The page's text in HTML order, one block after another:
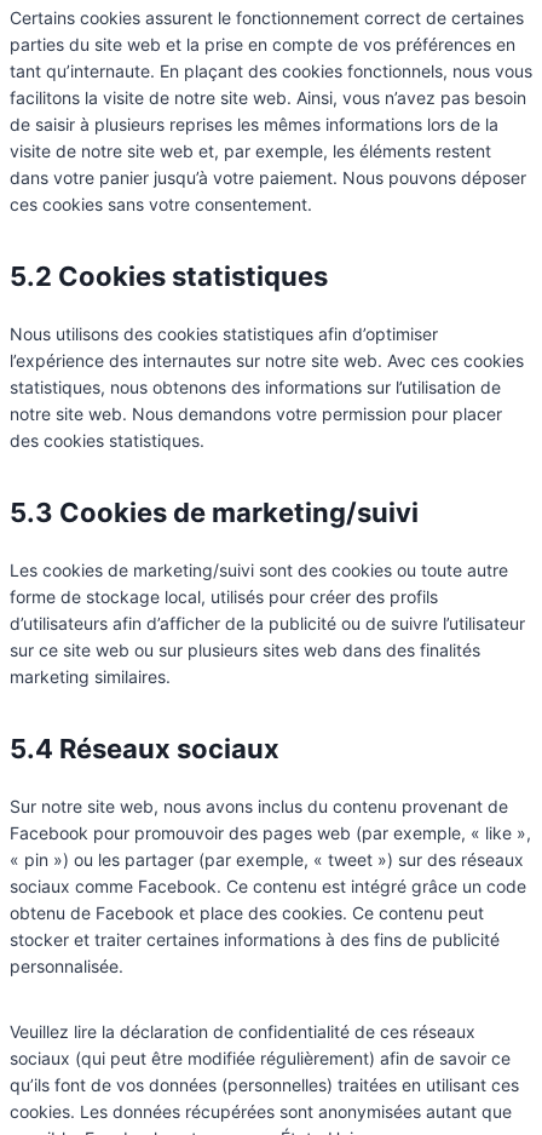
Certains cookies assurent le fonctionnement correct de certaines
parties du site web et la prise en compte de vos préférences en
tant qu’internaute. En plaçant des cookies fonctionnels, nous vous
facilitons la visite de notre site web. Ainsi, vous n’avez pas besoin
de saisir à plusieurs reprises les mêmes informations lors de la
visite de notre site web et, par exemple, les éléments restent
dans votre panier jusqu’à votre paiement. Nous pouvons déposer
ces cookies sans votre consentement.
5.2 Cookies statistiques
Nous utilisons des cookies statistiques afin d’optimiser
l’expérience des internautes sur notre site web. Avec ces cookies
statistiques, nous obtenons des informations sur l’utilisation de
notre site web. Nous demandons votre permission pour placer
des cookies statistiques.
5.3 Cookies de marketing/suivi
Les cookies de marketing/suivi sont des cookies ou toute autre
forme de stockage local, utilisés pour créer des profils
d’utilisateurs afin d’afficher de la publicité ou de suivre l’utilisateur
sur ce site web ou sur plusieurs sites web dans des finalités
marketing similaires.
5.4 Réseaux sociaux
Sur notre site web, nous avons inclus du contenu provenant de
Facebook pour promouvoir des pages web (par exemple, « like »,
« pin ») ou les partager (par exemple, « tweet ») sur des réseaux
sociaux comme Facebook. Ce contenu est intégré grâce un code
obtenu de Facebook et place des cookies. Ce contenu peut
stocker et traiter certaines informations à des fins de publicité
personnalisée.
Veuillez lire la déclaration de confidentialité de ces réseaux
sociaux (qui peut être modifiée régulièrement) afin de savoir ce
qu’ils font de vos données (personnelles) traitées en utilisant ces
cookies. Les données récupérées sont anonymisées autant que